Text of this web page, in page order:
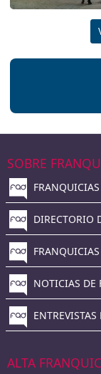
SOBRE
DIRECTORIO
NOTICIAS DE
ALTA